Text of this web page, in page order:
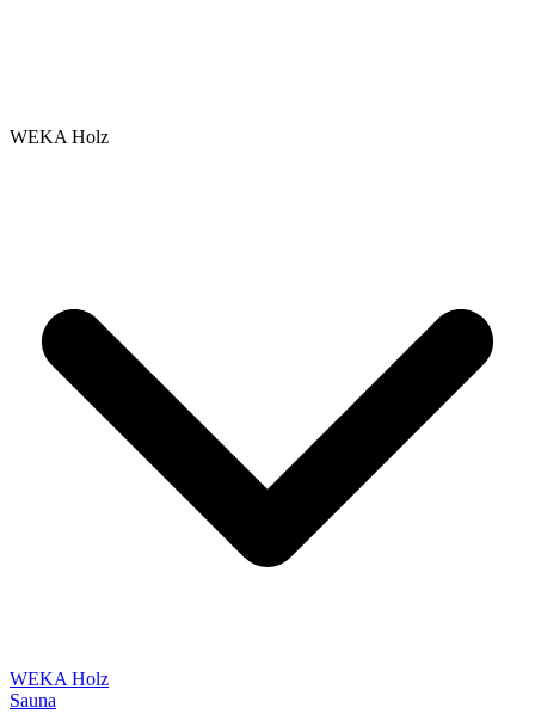
WEKA Holz
WEKA Holz
Sauna